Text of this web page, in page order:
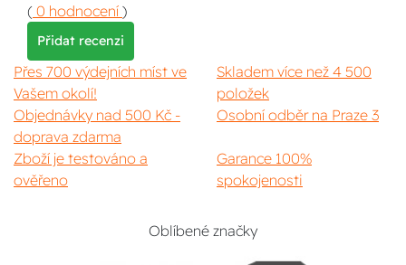
( 0 hodnocení )
Přidat recenzi
Přes 700 výdejních míst ve
Vašem okolí!
Skladem více než 4 500
položek
Objednávky nad 500 Kč -
doprava zdarma
Osobní odběr na Praze 3
Zboží je testováno a
ověřeno
Garance 100%
spokojenosti
Oblíbené značky